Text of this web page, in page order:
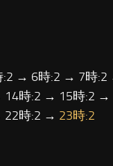
→ 6時:2 → 7時
時:2 → 15時:2 →
22時:2 → 23時:2